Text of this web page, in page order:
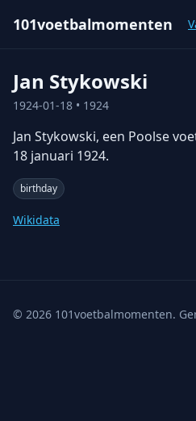
101voetbalmomenten
Jan Stykowski
1924-01-18 • 1924
Jan Stykowski, een Poolse
18 januari 1924.
birthday
Wikidata
© 2026 101voetbalmomenten.